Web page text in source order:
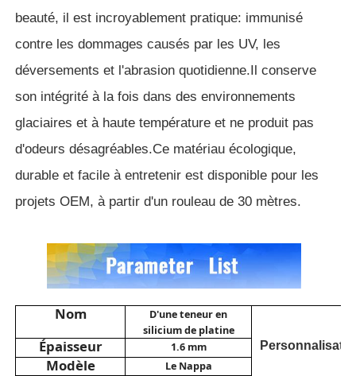
Matériau du cuir du canapé
Matériel en cuir de PVC
cuir micro de fibre
Matériau en cuir PU
Matériau des chaussures de sécurité
Matériau en cuir suédé
beauté, il est incroyablement pratique: immunisé
contre les dommages causés par les UV, les
déversements et l'abrasion quotidienne.Il conserve
son intégrité à la fois dans des environnements
glaciaires et à haute température et ne produit pas
d'odeurs désagréables.Ce matériau écologique,
durable et facile à entretenir est disponible pour les
projets OEM, à partir d'un rouleau de 30 mètres.
Nom
D'une teneur en
silicium de platine
Épaisseur 1.6 mm
Modèle Le Nappa